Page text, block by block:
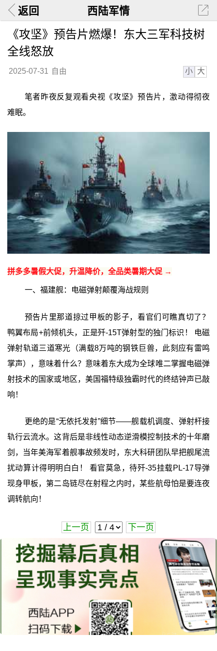
返回 西陆军情
《攻坚》预告片燃爆！东大三军科技树
全线怒放
2025-07-31 自由 小 大
笔者昨夜反复观看央视《攻坚》预告片，激动得彻夜
难眠。
拼多多暑假大促，升温降价，全品类暑期大促 →
一、福建舰：电磁弹射颠覆海战规则
预告片里那道掠过甲板的影子，看官们可瞧真切了？
鸭翼布局+前倾机头，正是歼-15T弹射型的独门标识！ 电磁
弹射轨道三道寒光（满载8万吨的钢铁巨兽，此刻应有雷鸣
掌声），意味着什么？意味着东大成为全球唯二掌握电磁弹
射技术的国家或地区，美国福特级独霸时代的终结钟声已敲
响！
更绝的是“无依托发射”细节——舰载机调度、弹射杆接
轨行云流水。这背后是非线性动态逆滑模控制技术的十年磨
剑，当年美海军着舰事故频发时，东大科研团队早把舰尾流
扰动算计得明明白白！ 看官莫急，待歼-35挂载PL-17导弹
现身甲板，第二岛链尽在射程之内时，某些航母怕是要连夜
调转航向！
上一页 下一页